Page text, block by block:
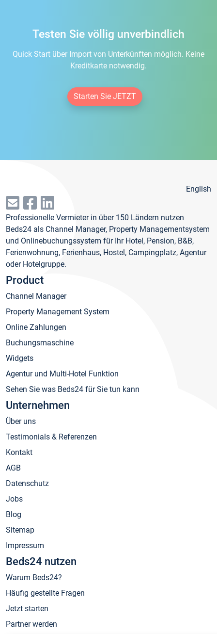
Testen Sie völlig unverbindlich
Quick Start über Import von Unterkünften möglich. Keine
Kreditkarte notwendig.
Starten Sie JETZT
English
Professionelle Vermieter in über 150 Ländern nutzen
Beds24 als Channel Manager, Property Managementsystem
und Onlinebuchungssystem für Ihr Hotel, Pension, B&B,
Ferienwohnung, Ferienhaus, Hostel, Campingplatz, Agentur
oder Hotelgruppe.
Product
Channel Manager
Property Management System
Online Zahlungen
Buchungsmaschine
Widgets
Agentur und Multi-Hotel Funktion
Sehen Sie was Beds24 für Sie tun kann
Unternehmen
Über uns
Testimonials & Referenzen
Kontakt
AGB
Datenschutz
Jobs
Blog
Sitemap
Impressum
Beds24 nutzen
Warum Beds24?
Häufig gestellte Fragen
Jetzt starten
Partner werden